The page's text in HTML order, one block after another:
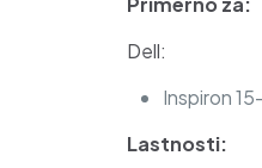
Dell:
Inspiron
Lastnosti: